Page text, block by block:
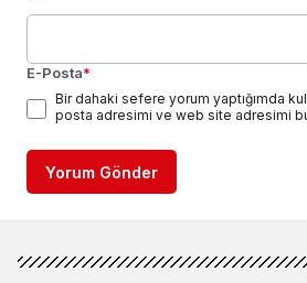
E-Posta*
Bir dahaki sefere yorum yaptığımda
posta adresimi ve web site adresimi
Yorum Gönder